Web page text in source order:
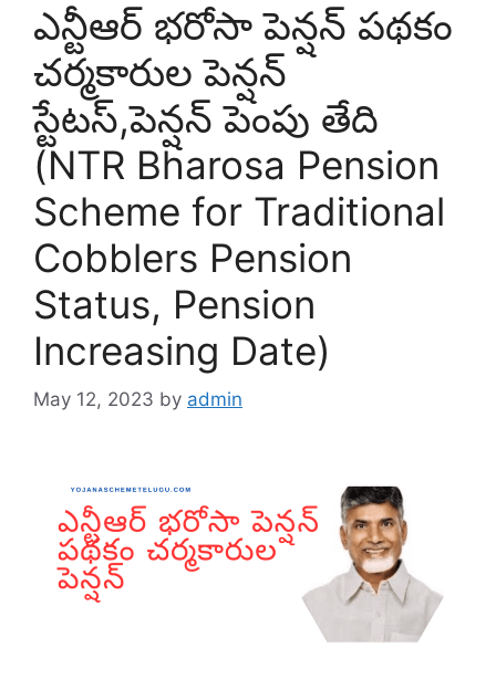
ఎన్టీఆర్ భరోసా పెన్షన్ పథకం
చర్మకారుల పెన్షన్
స్టేటస్,పెన్షన్ పెంపు తేది
(NTR Bharosa Pension
Scheme for Traditional
Cobblers Pension
Status, Pension
Increasing Date)
May 12, 2023 by admin